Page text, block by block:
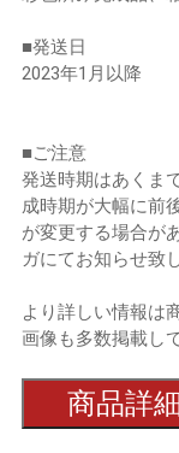
■発送日
2023年1月以降
■ご注意
発送時期はあくま
成時期が大幅に前
が変更する場合が
ガにてお知らせ致
より詳しい情報は
画像も多数掲載し
商品詳